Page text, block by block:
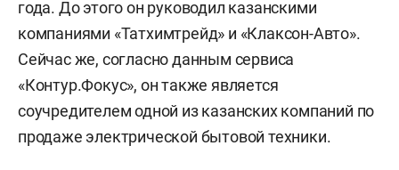
года. До этого он руководил казанскими
компаниями «Татхимтрейд» и «Клаксон-Авто».
Сейчас же, согласно данным сервиса
«Контур.Фокус», он также является
соучредителем одной из казанских компаний по
продаже электрической бытовой техники.